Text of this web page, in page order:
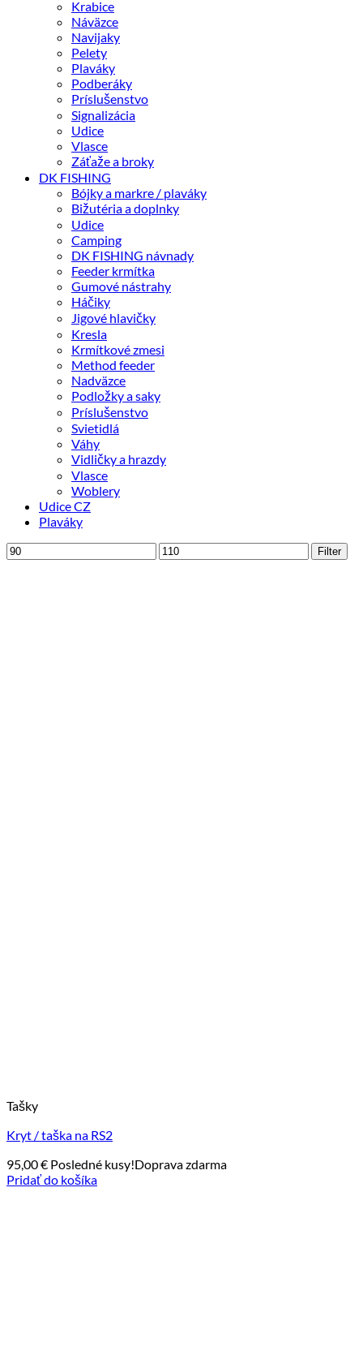
Krabice
Náväzce
Navijaky
Pelety
Plaváky
Podberáky
Príslušenstvo
Signalizácia
Udice
Vlasce
Záťaže a broky
DK FISHING
Bójky a markre / plaváky
Bižutéria a doplnky
Udice
Camping
DK FISHING návnady
Feeder krmítka
Gumové nástrahy
Háčiky
Jigové hlavičky
Kresla
Krmítkové zmesi
Method feeder
Nadväzce
Podložky a saky
Príslušenstvo
Svietidlá
Váhy
Vidličky a hrazdy
Vlasce
Woblery
Udice CZ
Plaváky
Minimálna
cena
Maximálna
cena
Filter
Tašky
Kryt / taška na RS2
95,00€ Posledné kusy!Doprava zdarma
Pridať do košíka